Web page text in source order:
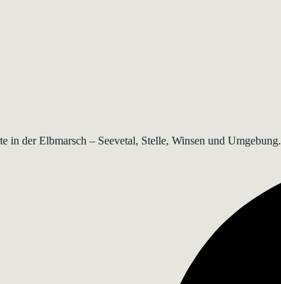
in der Elbmarsch – Seevetal, Stelle, Winsen und Umgebung.